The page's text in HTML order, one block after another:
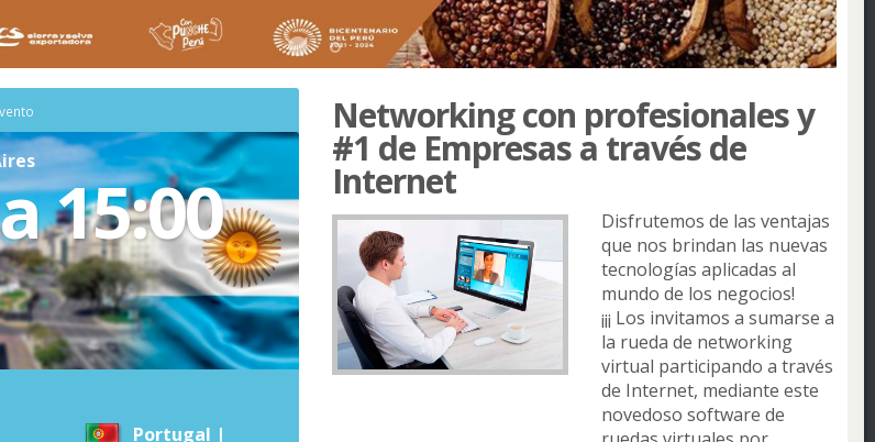
15:00
Portugal |
Networking con profesionales y
#1 de Empresas a través de
Internet
Disfrutemos de las ventajas
que nos brindan las nuevas
tecnologías aplicadas al
mundo de los negocios!
¡¡¡ Los invitamos a sumarse a
la rueda de networking
virtual participando a través
de Internet, mediante este
novedoso software de